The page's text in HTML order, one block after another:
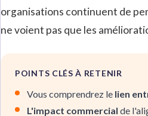
organisations continuent de
ne voient pas que les
POINTS CLÉS À RETENIR
Vous comprendrez le lien
L'impact commercial de